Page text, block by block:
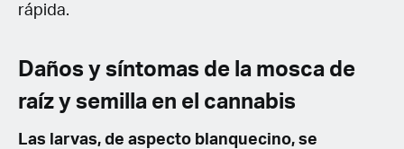
rápida.
Daños y síntomas de la mosca de
raíz y semilla en el cannabis
Las larvas, de aspecto blanquecino, se